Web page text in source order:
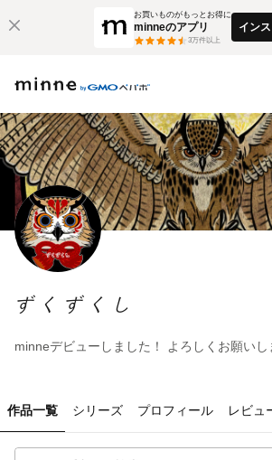
お買いものがもっとお得に
minneのアプリ
3万件以上
イン
ずくずくし
minneデビューしました！ よろしくお願いし
作品一覧 シリーズ プロフィール レビュ